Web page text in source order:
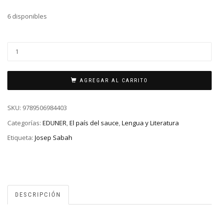
6 disponibles
AGREGAR AL CARRITO
SKU: 9789506984403
Categorías: EDUNER El país del sauce Lengua y Literatura
Etiqueta: Josep Sabah
DESCRIPCIÓN